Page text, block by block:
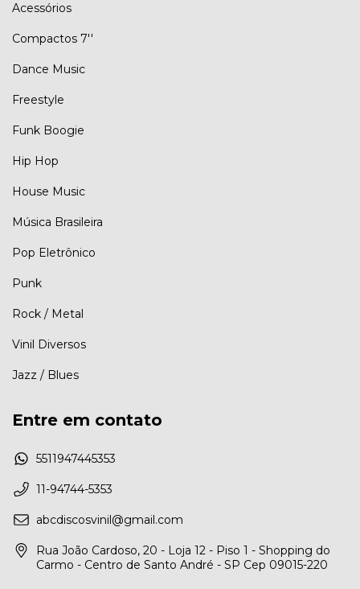
Acessórios
Compactos 7''
Dance Music
Freestyle
Funk Boogie
Hip Hop
House Music
Música Brasileira
Pop Eletrônico
Punk
Rock / Metal
Vinil Diversos
Jazz / Blues
Entre em contato
5511947445353
11-94744-5353
abcdiscosvinil@gmail.com
Rua João Cardoso, 20 - Loja 12 - Piso 1 - Shopping do
Carmo - Centro de Santo André - SP Cep 09015-220